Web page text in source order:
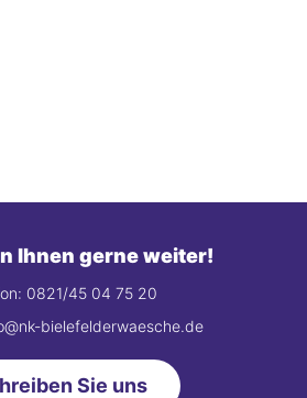
Ihnen gerne weiter!
0821/45 04 75 20
bielefelderwaesche.de
Sie uns